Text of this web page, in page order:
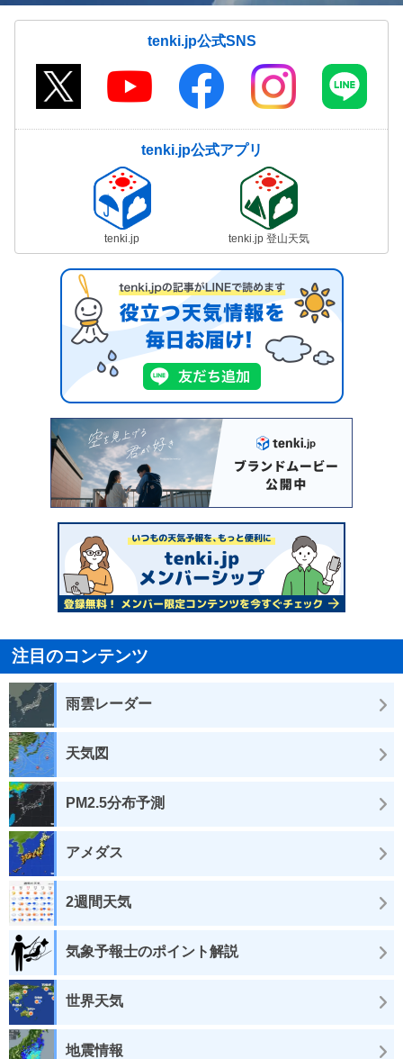
tenki.jp公式SNS
tenki.jp公式アプリ
tenki.jp tenki.jp 登山天気
注目のコンテンツ
雨雲レーダー
天気図
PM2.5分布予測
アメダス
2週間天気
気象予報士のポイント解説
世界天気
地震情報